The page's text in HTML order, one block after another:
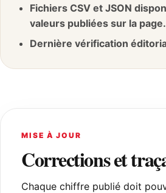
Fichiers CSV et JSON
valeurs publiées sur la page.
Dernière vérification
MISE À JOUR
Corrections et
Chaque chiffre publié doit